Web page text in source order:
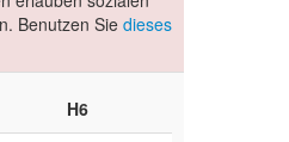
Benutzen Sie dieses
H6